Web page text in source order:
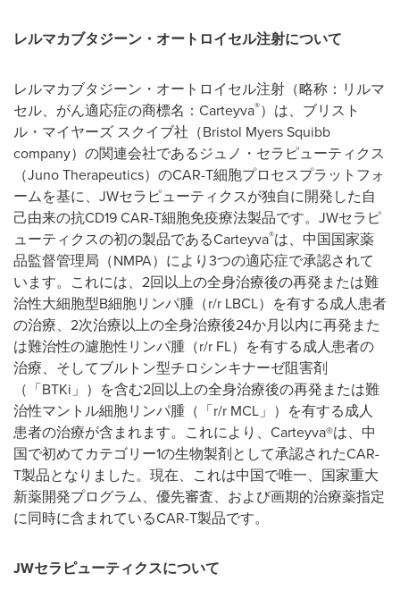
レルマカブタジーン・オートロイセル注射について
レルマカブタジーン・オートロイセル注射（略称：リルマ
セル、がん適応症の商標名：Carteyva®）は、ブリスト
ル・マイヤーズ スクイブ社（Bristol Myers Squibb
company）の関連会社であるジュノ・セラピューティクス
（Juno Therapeutics）のCAR-T細胞プロセスプラットフォ
ームを基に、JWセラピューティクスが独自に開発した自
己由来の抗CD19 CAR-T細胞免疫療法製品です。JWセラピ
ューティクスの初の製品であるCarteyva®は、中国国家薬
品監督管理局（NMPA）により3つの適応症で承認されて
います。これには、2回以上の全身治療後の再発または難
治性大細胞型B細胞リンパ腫（r/r LBCL）を有する成人患者
の治療、2次治療以上の全身治療後24か月以内に再発また
は難治性の濾胞性リンパ腫（r/r FL）を有する成人患者の
治療、そしてブルトン型チロシンキナーゼ阻害剤
（「BTKi」）を含む2回以上の全身治療後の再発または難
治性マントル細胞リンパ腫（「r/r MCL」）を有する成人
患者の治療が含まれます。これにより、Carteyva®は、中
国で初めてカテゴリー1の生物製剤として承認されたCAR-
T製品となりました。現在、これは中国で唯一、国家重大
新薬開発プログラム、優先審査、および画期的治療薬指定
に同時に含まれているCAR-T製品です。
JWセラピューティクスについて